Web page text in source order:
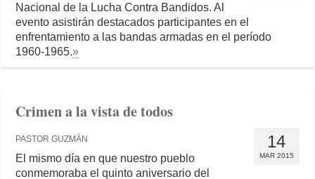
Nacional de la Lucha Contra Bandidos. Al
evento asistirán destacados participantes en el
enfrentamiento a las bandas armadas en el período
1960-1965.»
Crimen a la vista de todos
14
MAR 2015
PASTOR GUZMÁN
El mismo día en que nuestro pueblo
conmemoraba el quinto aniversario del